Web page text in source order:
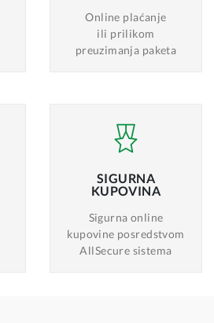
Online plaćanje
ili prilikom
preuzimanja paketa
SIGURNA
KUPOVINA
Sigurna online
kupovine posredstvom
AllSecure sistema